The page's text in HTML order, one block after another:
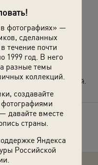
фотографиях» —
сделанных
течение почти
1999 год. В него
разные темы
коллекций.
создавайте
давайте вместе
страны.
Яндекса
Российской
Крым»с этой фотографией.
этом фото